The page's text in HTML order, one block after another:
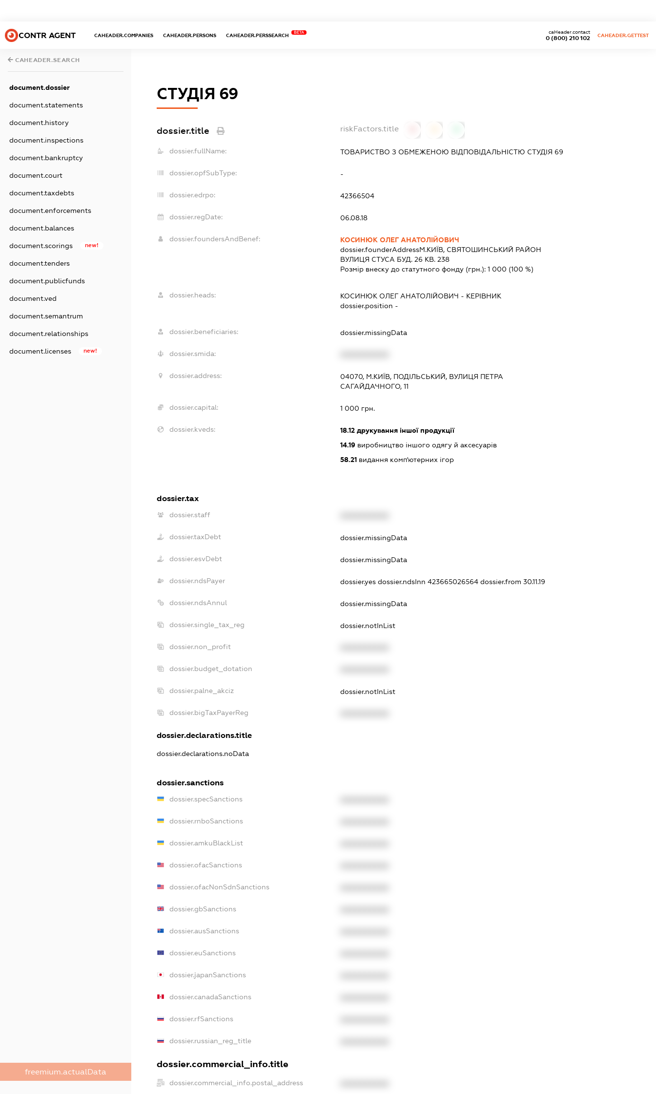
CONTR AGENT CAHEADER.COMPANIES CAHEADER.PERSONS CAHEADER.PERSSEARCH
BETA
0 (800) 210 102
caHeader.contact
CAHEADER.GETTEST
CAHEADER.SEARCH
document.dossier
document.statements
document.history
document.inspections
document.bankruptcy
document.court
document.taxdebts
document.enforcements
document.balances
document.scorings new!
document.tenders
document.publicfunds
document.ved
document.semantrum
document.relationships
document.licenses new!
freemium.actualData
СТУДІЯ 69
dossier.title riskFactors.title
dossier.fullName: ТОВАРИСТВО З ОБМЕЖЕНОЮ ВІДПОВІДАЛЬНІСТЮ СТУДІЯ 69
dossier.opfSubType: -
dossier.edrpo: 42366504
dossier.regDate: 06.08.18
dossier.foundersAndBenef:
КОСИНЮК ОЛЕГ АНАТОЛІЙОВИЧ
dossier.founderAddressМ.КИЇВ, СВЯТОШИНСЬКИЙ РАЙОН
ВУЛИЦЯ СТУСА БУД. 26 КВ. 238
Розмір внеску до статутного фонду (грн.):1 000 (100 %)
dossier.heads: КОСИНЮК ОЛЕГ АНАТОЛІЙОВИЧ - КЕРІВНИК
dossier.position -
dossier.beneficiaries: dossier.missingData
dossier.smida:
dossier.address:
04070, М.КИЇВ, ПОДІЛЬСЬКИЙ, ВУЛИЦЯ ПЕТРА
САГАЙДАЧНОГО, 11
dossier.capital: 1 000 грн.
dossier.kveds: 18.12 друкування іншої продукції
14.19 виробництво іншого одягу й аксесуарів
58.21 видання комп'ютерних ігор
dossier.tax
dossier.staff
dossier.taxDebt dossier.missingData
dossier.esvDebt dossier.missingData
dossier.ndsPayer dossier.yesdossier.ndsInn 423665026564dossier.from 30.11.19
dossier.ndsAnnul dossier.missingData
dossier.single_tax_reg dossier.notInList
dossier.non_profit
dossier.budget_dotation
dossier.palne_akciz dossier.notInList
dossier.bigTaxPayerReg
dossier.declarations.title
dossier.declarations.noData
dossier.sanctions
dossier.specSanctions
dossier.rnboSanctions
dossier.amkuBlackList
dossier.ofacSanctions
dossier.ofacNonSdnSanctions
dossier.gbSanctions
dossier.ausSanctions
dossier.euSanctions
dossier.japanSanctions
dossier.canadaSanctions
dossier.rfSanctions
dossier.russian_reg_title
dossier.commercial_info.title
dossier.commercial_info.postal_address